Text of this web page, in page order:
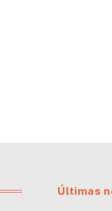
Últimas